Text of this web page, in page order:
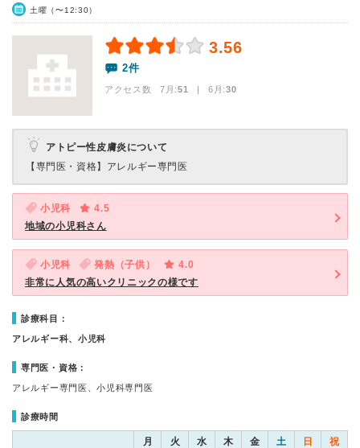
土曜（〜12:30）
3.56
2件
アクセス数 7月:51 | 6月:30
アトピー性皮膚炎について
【専門医・資格】 アレルギー専門医
小児科
4.5
地域の小児科さん
小児科 発熱（子供）
4.0
非常に人気の高いクリニックの様です
診療科目：
アレルギー科、小児科
専門医・資格：
アレルギー専門医、小児科専門医
診療時間
月 火 水 木 金 土 日 祝